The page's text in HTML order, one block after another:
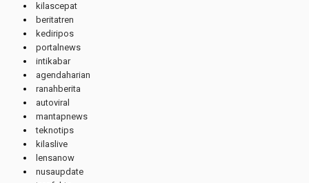
kilascepat
beritatren
kediripos
portalnews
intikabar
agendaharian
ranahberita
autoviral
mantapnews
teknotips
kilaslive
lensanow
nusaupdate